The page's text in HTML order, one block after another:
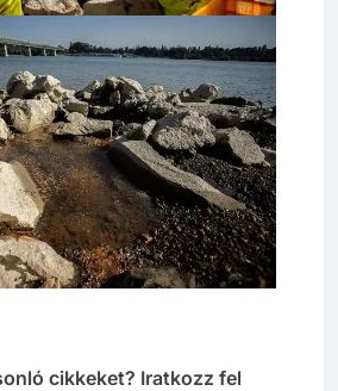
cikkeket? Iratkozz fel